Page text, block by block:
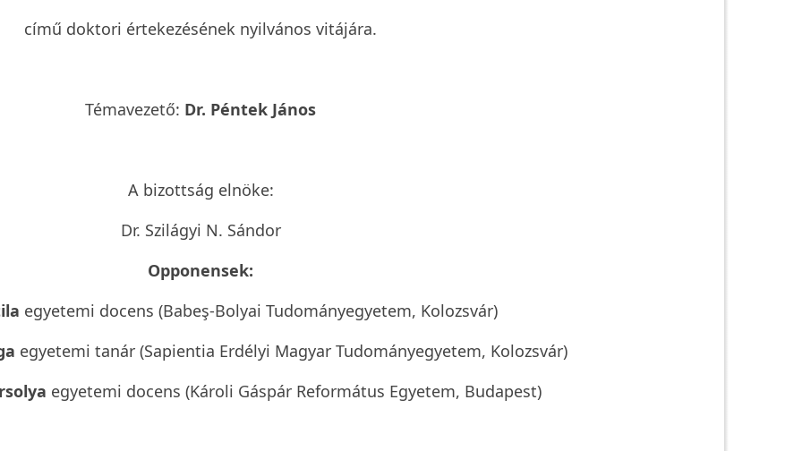
című doktori értekezésének nyilvános vitájára.
Témavezető: Dr. Péntek János
A bizottság elnöke:
Dr. Szilágyi N. Sándor
Opponensek:
egyetemi docens (Babeş-Bolyai Tudományegyetem, Kolozsvár)
egyetemi tanár (Sapientia Erdélyi Magyar Tudományegyetem, Kolozsvár)
egyetemi docens (Károli Gáspár Református Egyetem, Budapest)